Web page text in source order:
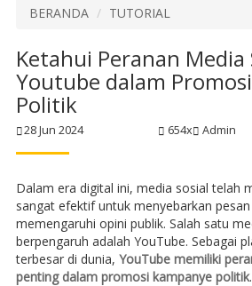
BERANDA TUTORIAL
Ketahui Peranan Media
Youtube dalam
Politik
28 Jun 2024 654x Admin
Dalam era digital ini, media sosial telah
sangat efektif untuk menyebarkan
memengaruhi opini publik. Salah satu
berpengaruh adalah YouTube. Sebagai
terbesar di dunia, YouTube memiliki
penting dalam promosi kampanye politik.